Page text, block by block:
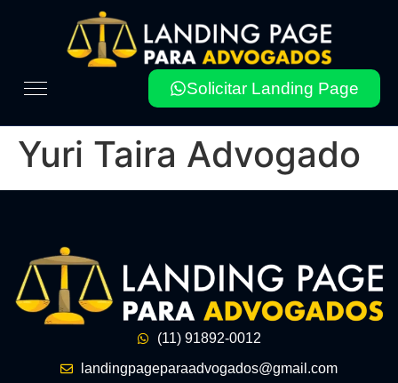
Solicitar Landing Page
Yuri Taira Advogado
(11) 91892-0012
landingpageparaadvogados@gmail.com